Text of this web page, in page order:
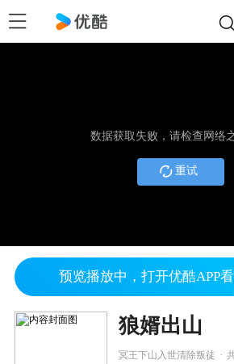
数据获取失败，请检查网络
重试
预览播放中，打开优酷APP
狼婿出山
冥王下山入世清除叛徒